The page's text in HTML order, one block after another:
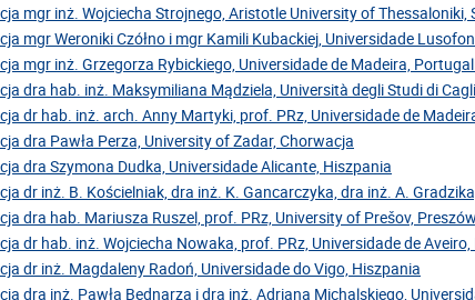
mgr inż. Wojciecha Strojnego, Aristotle University of Thessaloniki,
mgr Weroniki Czółno i mgr Kamili Kubackiej, Universidade
mgr inż. Grzegorza Rybickiego, Universidade de Madeira,
dra hab. inż. Maksymiliana Mądziela, Università degli Studi di
dr hab. inż. arch. Anny Martyki, prof. PRz, Universidade de
dra Pawła Perza, University of Zadar, Chorwacja
dra Szymona Dudka, Universidade Alicante, Hiszpania
dr inż. B. Kościelniak, dra inż. K. Gancarczyka, dra inż. A.
dra hab. Mariusza Ruszel, prof. PRz, University of Prešov,
dr hab. inż. Wojciecha Nowaka, prof. PRz, Universidade de
dr inż. Magdaleny Radoń, Universidade do Vigo, Hiszpania
dra inż. Pawła Bednarza i dra inż. Adriana Michalskiego,